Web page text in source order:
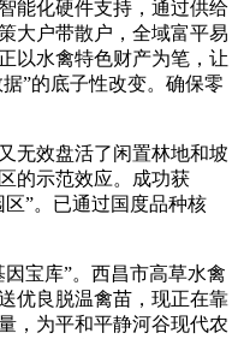
能化硬件支持，通过供给
大户带散户，全域富平易
以水禽特色财产为笔，让
”的底子性改变。确保零
效盘活了闲置林地和坡
的示范效应。成功获
”。已通过国度品种核
宝库”。西昌市高草水禽
优良脱温禽苗，现正在靠
，为平和平静河谷现代农